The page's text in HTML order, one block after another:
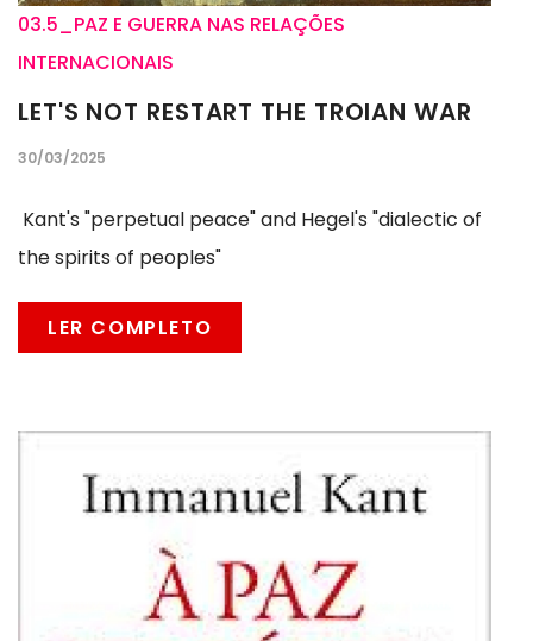
03.5_PAZ E GUERRA NAS RELAÇÕES
INTERNACIONAIS
LET'S NOT RESTART THE TROIAN WAR
30/03/2025
Kant's "perpetual peace" and Hegel's "dialectic of
the spirits of peoples"
LER COMPLETO